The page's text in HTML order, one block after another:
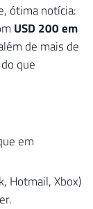
ótima notícia:
USD 200 em
de mais de
que
em
Hotmail, Xbox)